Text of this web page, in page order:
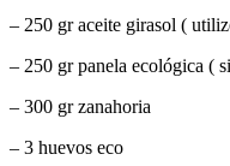
– 250 gr aceite girasol (
– 250 gr panela ecológica (
– 300 gr zanahoria
– 3 huevos eco